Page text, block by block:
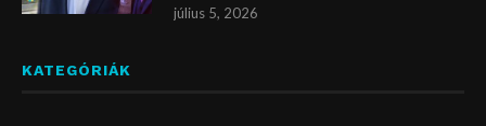
július 5, 2026
KATEGÓRIÁK